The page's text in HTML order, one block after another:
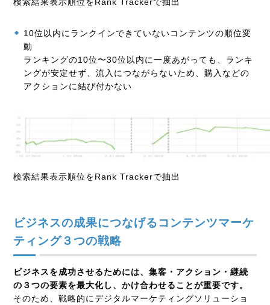
検索結果表示順位をRank Trackerで抽出
10位以内にランクインできていないコンテンツの順位変
動
ランキングの10位〜30位以内に一度あがっても、ランキ
ングが安定せず、流入につながらないため、購入などの
アクションに結び付かない
検索結果表示順位をRank Trackerで抽出
ビジネスの成果につなげるコンテンツマーケ
ティング３つの戦略
ビジネスを成功させるためには、集客・アクション・継続
の３つの要素を最大化し、かけ合わせることが重要です。
そのため、戦略的にデジタルマーケティングソリューショ